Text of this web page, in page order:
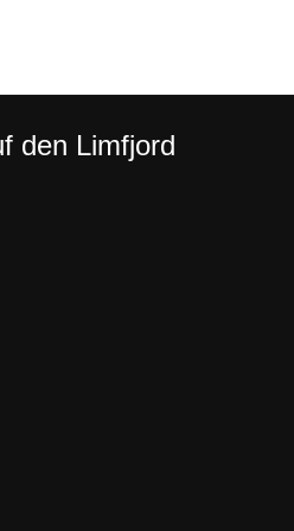
den Limfjord